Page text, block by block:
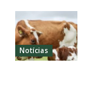
Notícias